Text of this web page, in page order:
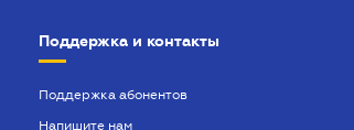
Поддержка и контакты
Поддержка абонентов
Напишите нам